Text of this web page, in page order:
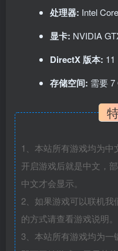
处理器: Intel
显卡: NVIDIA
DirectX 版本: 11
存储空间: 需要 7
1、本站所有游戏均为
开启游戏后就是中文，
中文才会显示。
2、如果游戏可以联机我
的方式请查看游戏说明。
3、本站所有游戏均为